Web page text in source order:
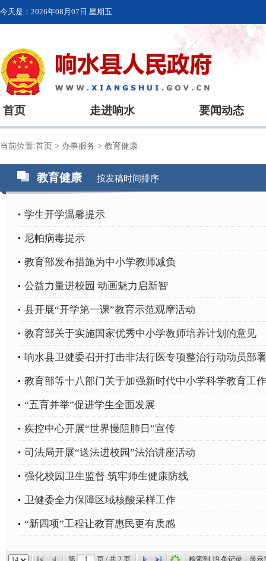
今天是： 2026年08月07日 星期五
首页 走进响水 要闻动态
当前位置:首页 > 办事服务 > 教育健康
教育健康 按发稿时间排序
学生开学温馨提示
尼帕病毒提示
教育部发布措施为中小学教师减负
公益力量进校园 动画魅力启新智
县开展“开学第一课”教育示范观摩活动
教育部关于实施国家优秀中小学教师培养计划的意见
响水县卫健委召开打击非法行医专项整治行动动员部
教育部等十八部门关于加强新时代中小学科学教育工
“五育并举”促进学生全面发展
疾控中心开展“世界慢阻肺日”宣传
司法局开展“送法进校园”法治讲座活动
强化校园卫生监督 筑牢师生健康防线
卫健委全力保障区域核酸采样工作
“新四项”工程让教育惠民更有质感
第 页 / 共 2 页 检索到 19 条记录，显